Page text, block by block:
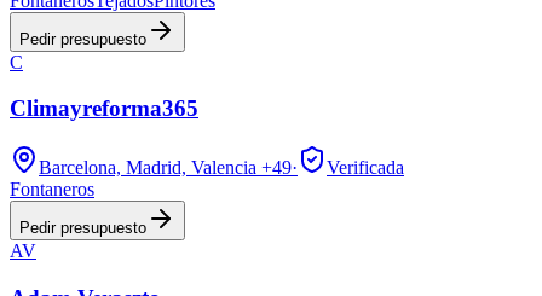
Pedir presupuesto
C
Climayreforma365
Barcelona, Madrid, Valencia +49·
Verificada
Fontaneros
Pedir presupuesto
AV